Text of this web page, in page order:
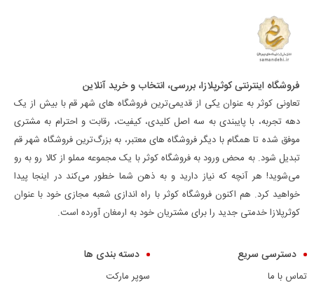
فروشگاه اینترنتی کوثرپلازا، بررسی، انتخاب و خرید آنلاین
تعاونی کوثر به عنوان یکی از قدیمی‌ترین فروشگاه های شهر قم با بیش از یک
دهه تجربه، با پایبندی به سه اصل کلیدی، کیفیت، رقابت و احترام به مشتری
موفق شده تا همگام با دیگر فروشگاه های معتبر، به بزرگ‌ترین فروشگاه شهر قم
تبدیل شود. به محض ورود به فروشگاه کوثر با یک مجموعه مملو از کالا رو به رو
می‌شوید! هر آنچه که نیاز دارید و به ذهن شما خطور می‌کند در اینجا پیدا
خواهید کرد. هم اکنون فروشگاه کوثر با راه اندازی شعبه مجازی خود با عنوان
کوثرپلازا خدمتی جدید را برای مشتریان خود به ارمغان آورده است.
دسترسی سریع
تماس با ما
دسته بندی ها
سوپر مارکت